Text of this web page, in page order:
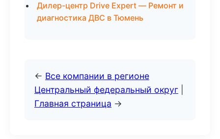
Дилер-центр Drive Expert — Ремонт и
диагностика ДВС в Тюмень
← Все компании в регионе
Центральный федеральный округ
Главная страница →